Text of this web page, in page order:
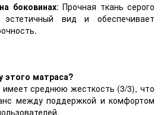
боковинах: Прочная ткань серого
вид и обеспечивает
этого матраса?
среднюю жесткость (3/3), что
между поддержкой и комфортом